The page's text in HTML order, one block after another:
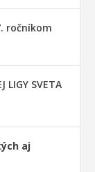
ročníkom
LIGY SVETA
aj